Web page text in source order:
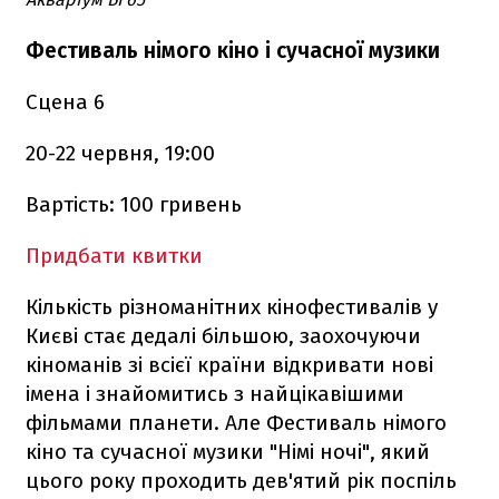
Фестиваль німого кіно і сучасної музики
Сцена 6
20-22 червня, 19:00
Вартість: 100 гривень
Придбати квитки
Кількість різноманітних кінофестивалів у
Києві стає дедалі більшою, заохочуючи
кіноманів зі всієї країни відкривати нові
імена і знайомитись з найцікавішими
фільмами планети. Але Фестиваль німого
кіно та сучасної музики "Німі ночі", який
цього року проходить дев'ятий рік поспіль